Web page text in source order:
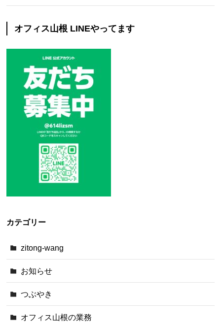
オフィス山根 LINEやってます
カテゴリー
zitong-wang
お知らせ
つぶやき
オフィス山根の業務